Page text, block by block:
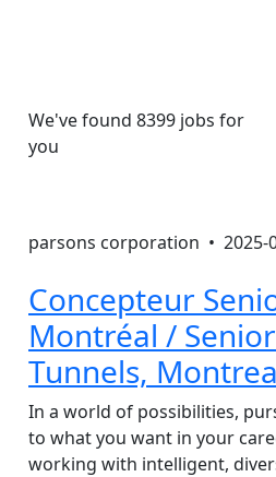
We've found 8399 jobs for
you
parsons corporation • 2025-
Concepteur
Montréal /
Tunnels,
In a world of possibilities,
to what you want in your
working with intelligent,